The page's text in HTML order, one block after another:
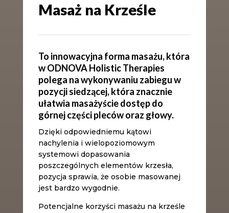
Masaż na Krześle
To innowacyjna forma masażu, która
w ODNOVA Holistic Therapies
polega na wykonywaniu zabiegu w
pozycji siedzącej, która znacznie
ułatwia masażyście dostęp do
górnej części pleców oraz głowy.
Dzięki odpowiedniemu kątowi
nachylenia i wielopoziomowym
systemowi dopasowania
poszczególnych elementów krzesła,
pozycja sprawia, że osobie masowanej
jest bardzo wygodnie.
Potencjalne korzyści masażu na krześle